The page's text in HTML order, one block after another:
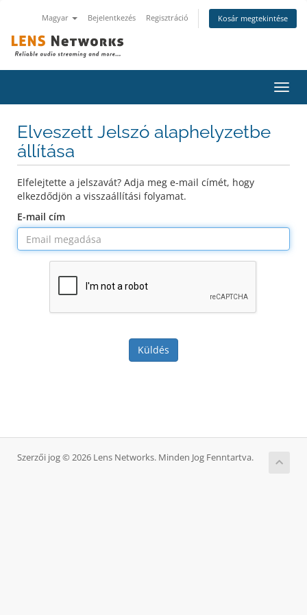
Magyar Bejelentkezés Regisztráció Kosár megtekintése
a
Elveszett Jelszó alaphelyzetbe
állítása
Elfelejtette a jelszavát? Adja meg e-mail címét, hogy
elkezdődjön a visszaállítási folyamat.
E-mail cím
Küldés
Szerzői jog © 2026 Lens Networks. Minden Jog Fenntartva.